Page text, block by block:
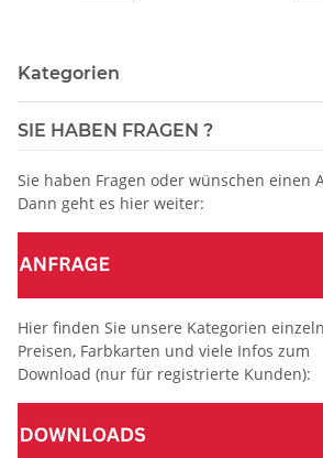
Kategorien
SIE HABEN FRAGEN ?
Sie haben Fragen oder wünschen einen
Dann geht es hier weiter:
Hier finden Sie unsere Kategorien
Preisen, Farbkarten und viele Infos zum
Download (nur für registrierte Kunden):